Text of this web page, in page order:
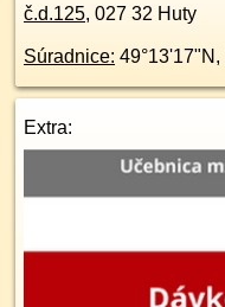
č.d.125, 027 32 Huty
Súradnice: 49°13'17"N ,
Extra: